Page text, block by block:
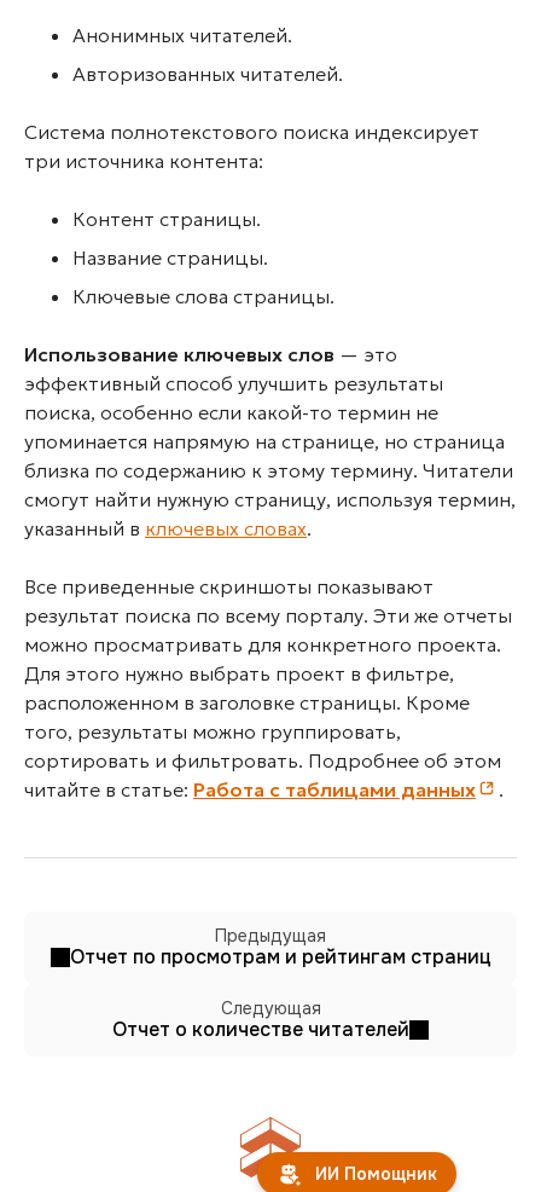
Анонимных читателей.
Авторизованных читателей.
Система полнотекстового поиска индексирует
три источника контента:
Контент страницы.
Название страницы.
Ключевые слова страницы.
Использование ключевых слов — это
эффективный способ улучшить результаты
поиска, особенно если какой-то термин не
упоминается напрямую на странице, но страница
близка по содержанию к этому термину. Читатели
смогут найти нужную страницу, используя термин,
указанный в ключевых словах.
Все приведенные скриншоты показывают
результат поиска по всему порталу. Эти же отчеты
можно просматривать для конкретного проекта.
Для этого нужно выбрать проект в фильтре,
расположенном в заголовке страницы. Кроме
того, результаты можно группировать,
сортировать и фильтровать. Подробнее об этом
читайте в статье: Работа с таблицами данных .
Предыдущая
Отчет по просмотрам и рейтингам страниц
Следующая
Отчет о количестве читателей
ИИ Помощник